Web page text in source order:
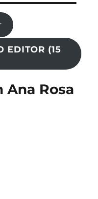
Ana Rosa
EDITOR (15